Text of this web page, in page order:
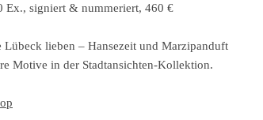
Ex., signiert & nummeriert, 460 €
Lübeck lieben – Hansezeit und Marzipanduft
Motive in der Stadtansichten-Kollektion.